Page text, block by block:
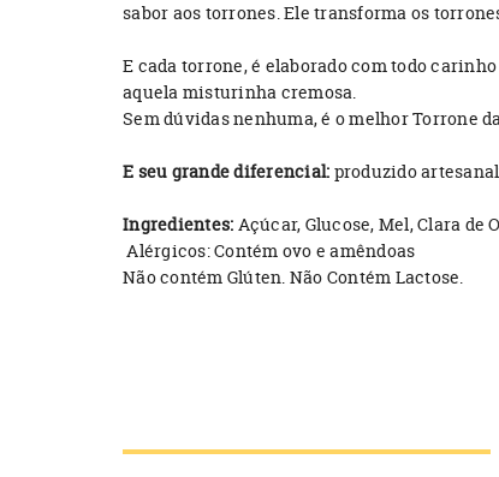
sabor aos torrones. Ele transforma os
E cada torrone, é elaborado com todo
aquela misturinha cremosa.
Sem dúvidas nenhuma, é o melhor Torrone
E seu grande diferencial: produzido
Ingredientes: Açúcar, Glucose, Mel, Clara de
Alérgicos: Contém ovo e amêndoas
Não contém Glúten. Não Contém Lactose.